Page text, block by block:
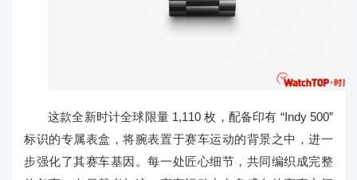
这款全新时计全球限量 1,110 枚，配备印有 “Indy 500”
标识的专属表盒，将腕表置于赛车运动的背景之中，进一
步强化了其赛车基因。每一处匠心细节，共同编织成完整